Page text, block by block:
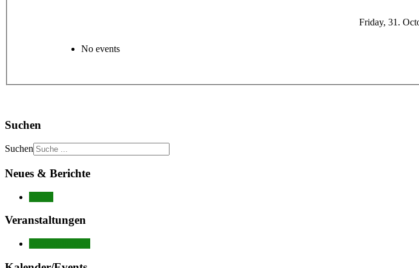
Friday, 31.
No events
Suchen
Suchen
Neues & Berichte
Veranstaltungen